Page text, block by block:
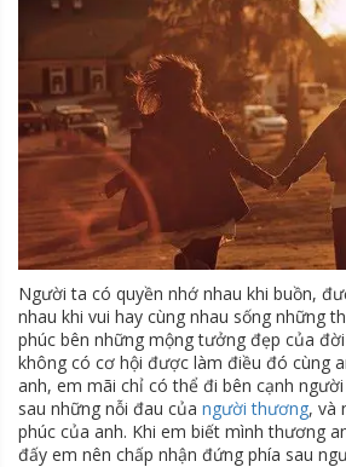
Người ta có quyền nhớ nhau khi buồn,
nhau khi vui hay cùng nhau sống những
phúc bên những mộng tưởng đẹp của
không có cơ hội được làm điều đó cùng
anh, em mãi chỉ có thể đi bên cạnh
sau những nỗi đau của người thương, và
phúc của anh. Khi em biết mình thương
đấy em nên chấp nhận đứng phía sau